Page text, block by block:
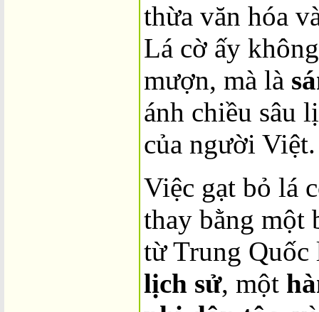
thừa văn hóa
Lá cờ ấy
mượn, mà là
ánh chiều sâu
của người Việt.
Việc gạt bỏ lá
thay bằng một
từ Trung
lịch sử, một